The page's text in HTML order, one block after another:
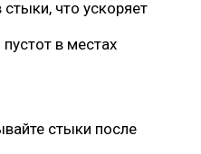
что ускоряет
в местах
стыки после